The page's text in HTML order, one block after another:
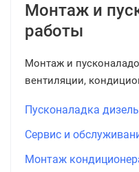
Монтаж и
работы
Монтаж и
вентиляции,
Пусконаладка
Сервис и
Монтаж